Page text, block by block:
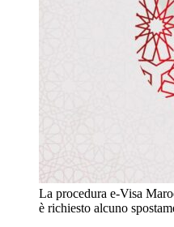
La procedura e-Visa
è richiesto alcuno